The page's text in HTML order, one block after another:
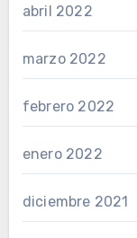
abril 2022
marzo 2022
febrero 2022
enero 2022
diciembre 2021